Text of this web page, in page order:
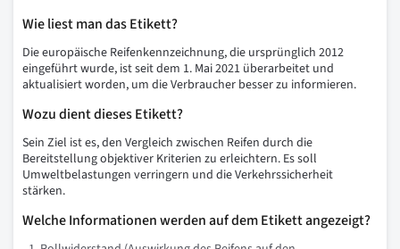
Wie liest man das Etikett?
Die europäische Reifenkennzeichnung, die ursprünglich 2012
eingeführt wurde, ist seit dem 1. Mai 2021 überarbeitet und
aktualisiert worden, um die Verbraucher besser zu informieren.
Wozu dient dieses Etikett?
Sein Ziel ist es, den Vergleich zwischen Reifen durch die
Bereitstellung objektiver Kriterien zu erleichtern. Es soll
Umweltbelastungen verringern und die Verkehrssicherheit
stärken.
Welche Informationen werden auf dem Etikett angezeigt?